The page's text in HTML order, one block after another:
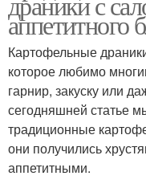
аппетитного
Картофельные
которое любимо
гарнир, закуску или
сегодняшней статье
традиционные
они получились
аппетитными.